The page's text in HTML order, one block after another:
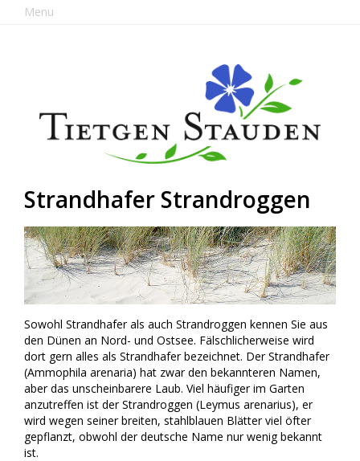
Menu
Strandhafer Strandroggen
Sowohl Strandhafer als auch Strandroggen kennen Sie aus
den Dünen an Nord- und Ostsee. Fälschlicherweise wird
dort gern alles als Strandhafer bezeichnet. Der Strandhafer
(Ammophila arenaria) hat zwar den bekannteren Namen,
aber das unscheinbarere Laub. Viel häufiger im Garten
anzutreffen ist der Strandroggen (Leymus arenarius), er
wird wegen seiner breiten, stahlblauen Blätter viel öfter
gepflanzt, obwohl der deutsche Name nur wenig bekannt
ist.